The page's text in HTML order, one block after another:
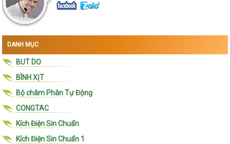
DANH MỤC
BUT DO
BÌNH XỊT
Bộ châm Phân Tự Động
CONGTAC
Kích Điện Sin Chuẩn
Kích Điện Sin Chuẩn 1